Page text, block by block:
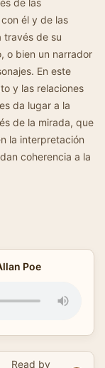
de las
él y de las
través de su
o bien un narrador
En este
y las relaciones
da lugar a la
de la mirada, que
la interpretación
coherencia a la
Poe
Read by